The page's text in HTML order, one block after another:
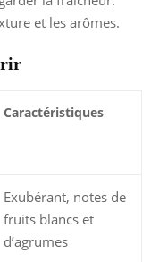
et les arômes.
Caractéristiques
Exubérant, notes de
fruits blancs et
d’agrumes